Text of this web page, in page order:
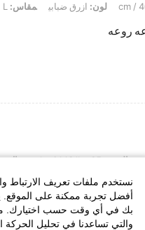
لون: ازرق ضبابي مقاس:
روعه
الوزن:65 kg / 143 lbs تمثال
نستخدم ملفات تعريف الارتباط
أفضل تجربة ممكنة على الموقع.
بك في أي وقت حسب اختيارك. من
والتي تساعدنا في تحليل